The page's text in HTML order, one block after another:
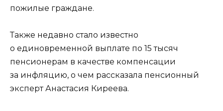
пожилые граждане.
Также недавно стало известно
о единовременной выплате по 15 тысяч
пенсионерам в качестве компенсации
за инфляцию, о чем рассказала пенсионный
эксперт Анастасия Киреева.